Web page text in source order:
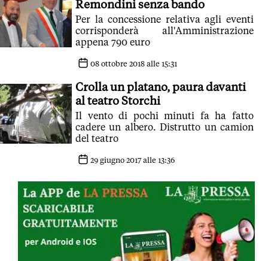
Remondini senza bando
Per la concessione relativa agli eventi
corrisponderà all'Amministrazione
appena 790 euro
08 ottobre 2018 alle 15:31
Crolla un platano, paura davanti
al teatro Storchi
Il vento di pochi minuti fa ha fatto
cadere un albero. Distrutto un camion
del teatro
29 giugno 2017 alle 13:36